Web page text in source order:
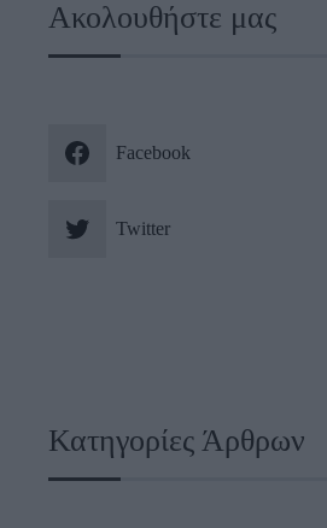
Ακολουθήστε μας
Facebook
Twitter
Κατηγορίες Άρθρων